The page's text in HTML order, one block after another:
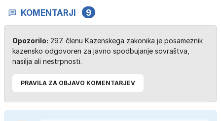
KOMENTARJI 9
Opozorilo: 297. členu Kazenskega zakonika je posameznik
kazensko odgovoren za javno spodbujanje sovraštva,
nasilja ali nestrpnosti.
PRAVILA ZA OBJAVO KOMENTARJEV